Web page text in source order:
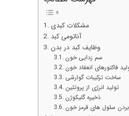
مشکلات کبدی
آناتومی کبد
وظایف کبد در بدن
سم زدایی خون
فاکتورهای انعقاد خون
ساخت ترکیبات گوارشی
تولید انرژی از پروتئین
ذخیره گلیکوژن
بردن سلول های قرمز خون